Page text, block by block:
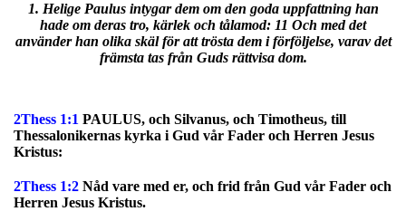
1. Helige Paulus intygar dem om den goda uppfattning han
hade om deras tro, kärlek och tålamod: 11 Och med det
använder han olika skäl för att trösta dem i förföljelse, varav det
främsta tas från Guds rättvisa dom.
2Thess 1:1 PAULUS, och Silvanus, och Timotheus, till
Thessalonikernas kyrka i Gud vår Fader och Herren Jesus
Kristus:
2Thess 1:2 Nåd vare med er, och frid från Gud vår Fader och
Herren Jesus Kristus.